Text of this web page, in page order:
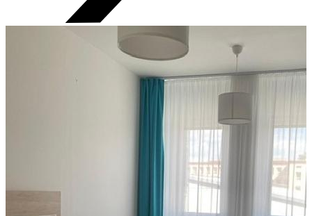
Hotelová restaurace je k dispozici k běžnému stravování a k zajištění
občerstvení pro různé typy akcí.